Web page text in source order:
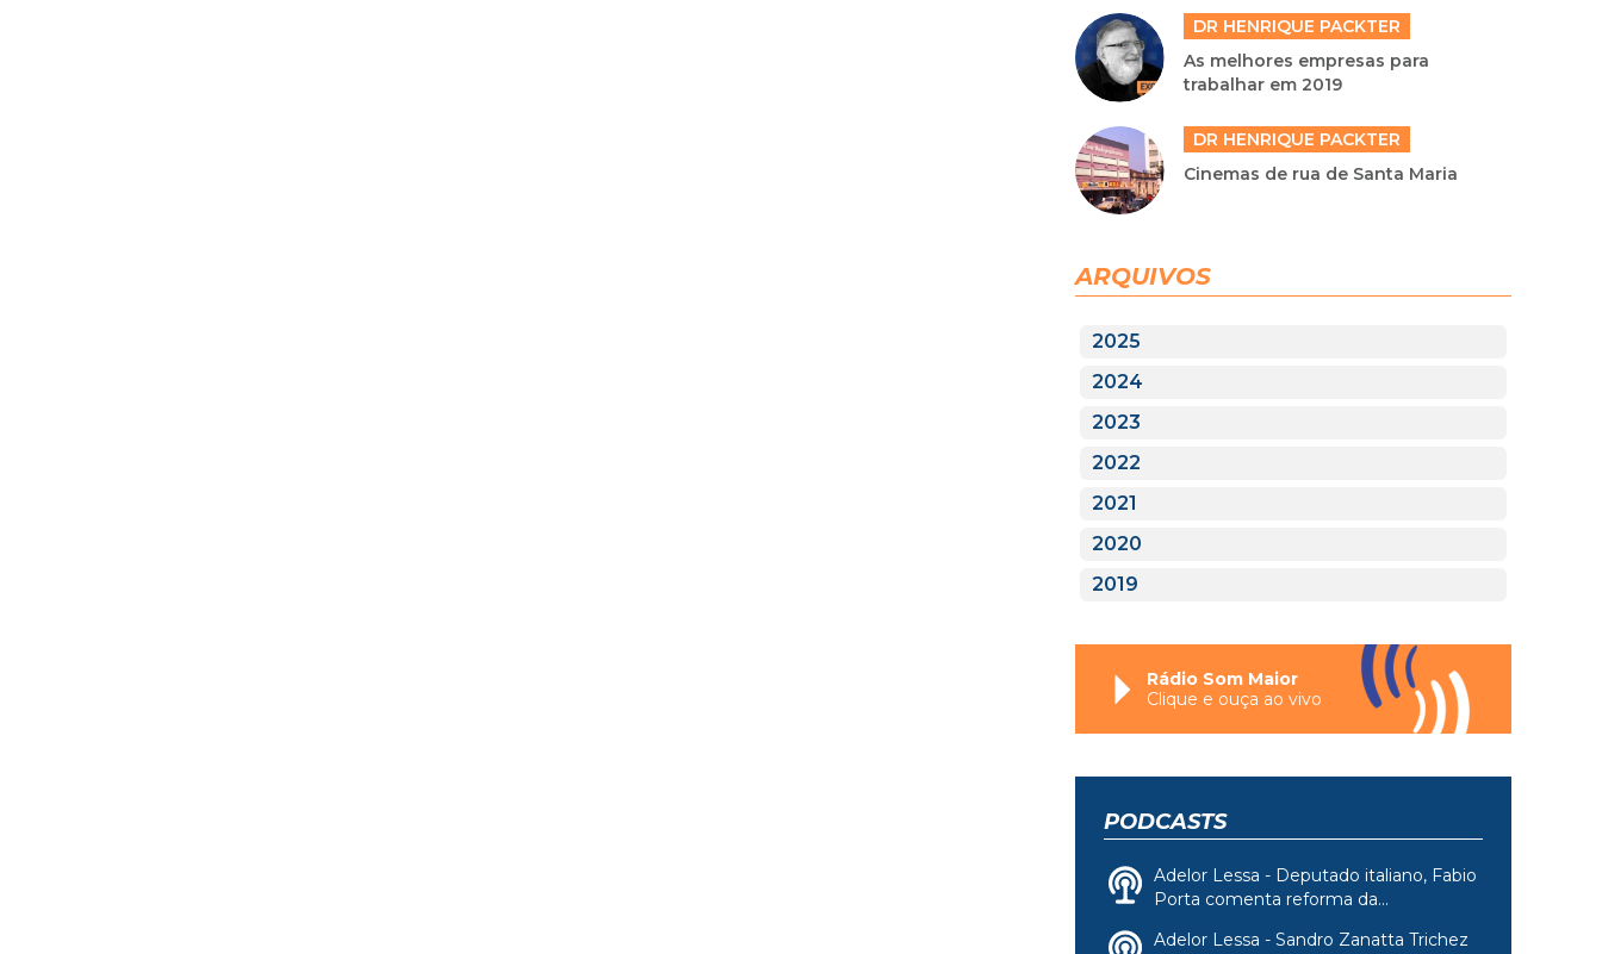
DR HENRIQUE PACKTER
As melhores empresas para
trabalhar em 2019
DR HENRIQUE PACKTER
Cinemas de rua de Santa Maria
ARQUIVOS
2025
2024
2023
2022
2021
2020
2019
Rádio Som Maior
Clique e ouça ao vivo
PODCASTS
Adelor Lessa - Deputado italiano, Fabio
Porta comenta reforma da...
Adelor Lessa - Sandro Zanatta Trichez